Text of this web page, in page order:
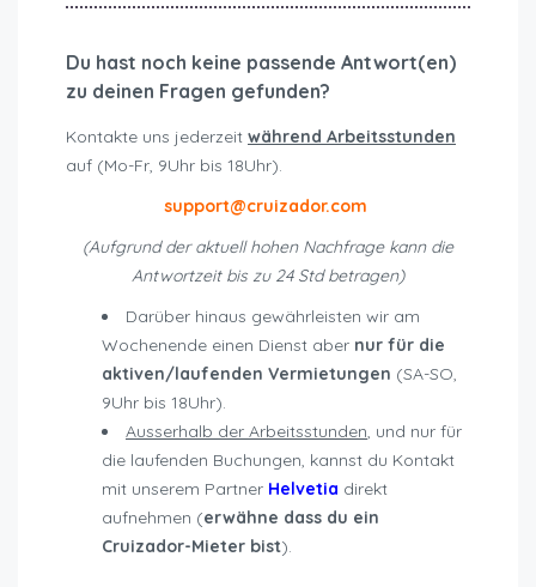
Du hast noch keine passende Antwort(en)
zu deinen Fragen gefunden?
Kontakte uns jederzeit während Arbeitsstunden
auf (Mo-Fr, 9Uhr bis 18Uhr).
support@cruizador.com
(Aufgrund der aktuell hohen Nachfrage kann die
Antwortzeit bis zu 24 Std betragen)
Darüber hinaus gewährleisten wir am
Wochenende einen Dienst aber nur für die
aktiven/laufenden Vermietungen (SA-SO,
9Uhr bis 18Uhr).
Ausserhalb der Arbeitsstunden, und nur für
die laufenden Buchungen, kannst du Kontakt
mit unserem Partner Helvetia direkt
aufnehmen (erwähne dass du ein
Cruizador-Mieter bist).